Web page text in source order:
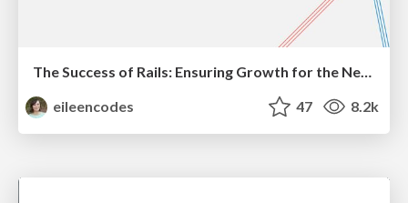
The Success of Rails: Ensuring Growth for the Next 100 Years
eileencodes
47 8.2k